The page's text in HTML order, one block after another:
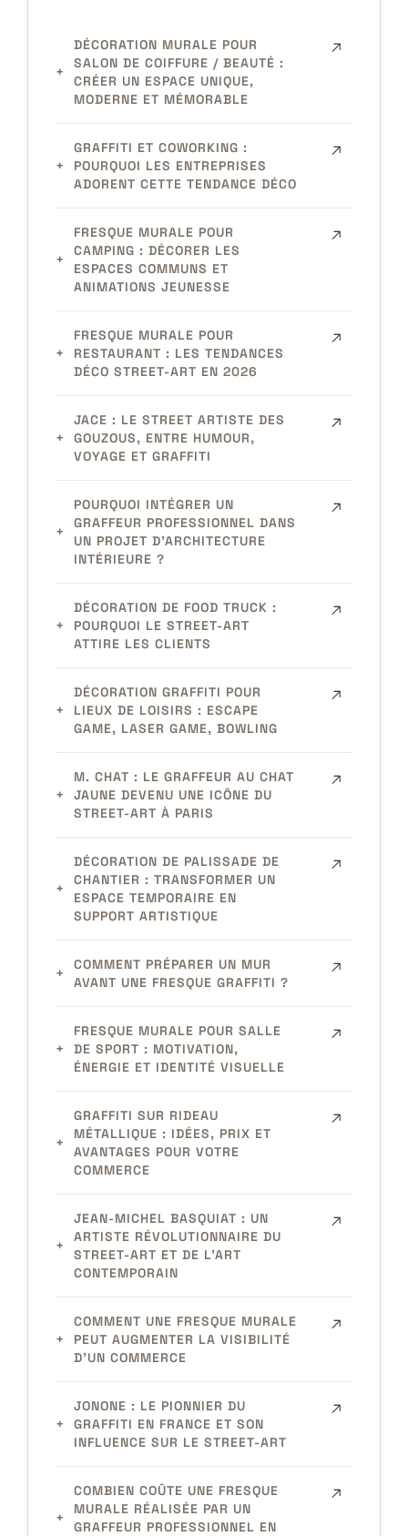
DÉCORATION MURALE POUR
SALON DE COIFFURE / BEAUTÉ :
CRÉER UN ESPACE UNIQUE,
MODERNE ET MÉMORABLE
GRAFFITI ET COWORKING :
POURQUOI LES ENTREPRISES
ADORENT CETTE TENDANCE DÉCO
FRESQUE MURALE POUR
CAMPING : DÉCORER LES
ESPACES COMMUNS ET
ANIMATIONS JEUNESSE
FRESQUE MURALE POUR
RESTAURANT : LES TENDANCES
DÉCO STREET-ART EN 2026
JACE : LE STREET ARTISTE DES
GOUZOUS, ENTRE HUMOUR,
VOYAGE ET GRAFFITI
POURQUOI INTÉGRER UN
GRAFFEUR PROFESSIONNEL DANS
UN PROJET D’ARCHITECTURE
INTÉRIEURE ?
DÉCORATION DE FOOD TRUCK :
POURQUOI LE STREET-ART
ATTIRE LES CLIENTS
DÉCORATION GRAFFITI POUR
LIEUX DE LOISIRS : ESCAPE
GAME, LASER GAME, BOWLING
M. CHAT : LE GRAFFEUR AU CHAT
JAUNE DEVENU UNE ICÔNE DU
STREET-ART À PARIS
DÉCORATION DE PALISSADE DE
CHANTIER : TRANSFORMER UN
ESPACE TEMPORAIRE EN
SUPPORT ARTISTIQUE
COMMENT PRÉPARER UN MUR
AVANT UNE FRESQUE GRAFFITI ?
FRESQUE MURALE POUR SALLE
DE SPORT : MOTIVATION,
ÉNERGIE ET IDENTITÉ VISUELLE
GRAFFITI SUR RIDEAU
MÉTALLIQUE : IDÉES, PRIX ET
AVANTAGES POUR VOTRE
COMMERCE
JEAN-MICHEL BASQUIAT : UN
ARTISTE RÉVOLUTIONNAIRE DU
STREET-ART ET DE L’ART
CONTEMPORAIN
COMMENT UNE FRESQUE MURALE
PEUT AUGMENTER LA VISIBILITÉ
D’UN COMMERCE
JONONE : LE PIONNIER DU
GRAFFITI EN FRANCE ET SON
INFLUENCE SUR LE STREET-ART
COMBIEN COÛTE UNE FRESQUE
MURALE RÉALISÉE PAR UN
GRAFFEUR PROFESSIONNEL EN